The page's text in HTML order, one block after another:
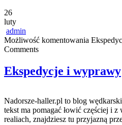
26
luty
admin
Możliwość komentowania
Comments
Ekspedycje i wyprawy
Nadorsze-haller.pl to blog
tekst ma pomagać łowić częściej i
realiach, znajdziesz tu przyjazną